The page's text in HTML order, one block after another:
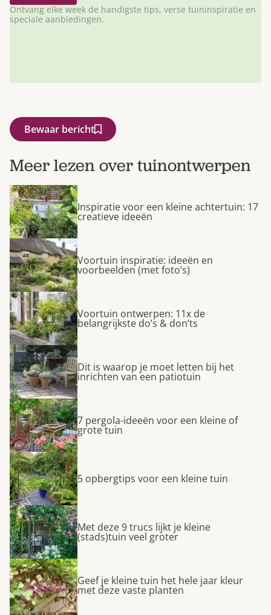
Ontvang elke week de handigste tips, verse tuininspiratie en
speciale aanbiedingen.
Bewaar bericht
Meer lezen over tuinontwerpen
Inspiratie voor een kleine achtertuin: 17
creatieve ideeën
Voortuin inspiratie: ideeën en
voorbeelden (met foto’s)
Voortuin ontwerpen: 11x de
belangrijkste do’s & don’ts
Dit is waarop je moet letten bij het
inrichten van een patiotuin
7 pergola-ideeën voor een kleine of
grote tuin
5 opbergtips voor een kleine tuin
Met deze 9 trucs lijkt je kleine
(stads)tuin veel groter
Geef je kleine tuin het hele jaar kleur
met deze vaste planten